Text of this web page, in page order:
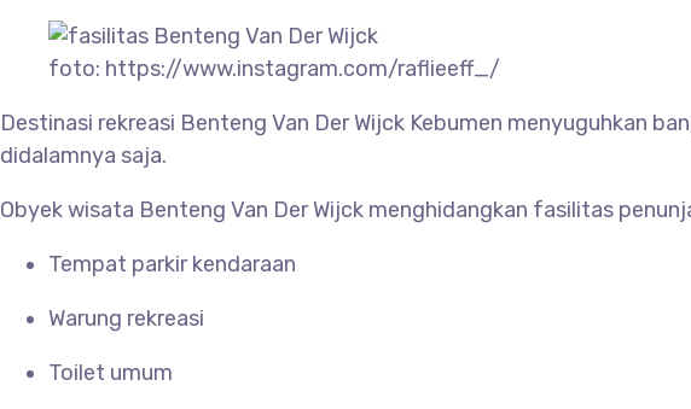
foto: https://www.instagram.com/raflieeff_/
Destinasi rekreasi Benteng Van Der Wijck Kebumen menyuguhkan
didalamnya saja.
Obyek wisata Benteng Van Der Wijck menghidangkan fasilitas
Tempat parkir kendaraan
Warung rekreasi
Toilet umum